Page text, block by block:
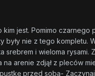
jest. Pomimo
nie z tego kompletu.
srebrem i wieloma
arenie zdjął z pleców
przed sobą-